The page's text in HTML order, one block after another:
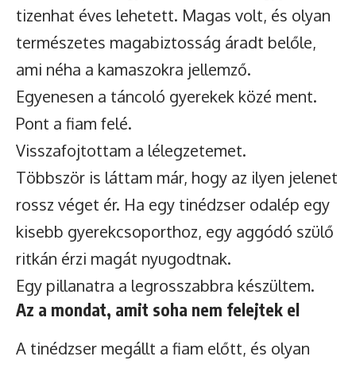
tizenhat éves lehetett. Magas volt, és olyan
természetes magabiztosság áradt belőle,
ami néha a kamaszokra jellemző.
Egyenesen a táncoló gyerekek közé ment.
Pont a fiam felé.
Visszafojtottam a lélegzetemet.
Többször is láttam már, hogy az ilyen jelenet
rossz véget ér. Ha egy tinédzser odalép egy
kisebb gyerekcsoporthoz, egy aggódó szülő
ritkán érzi magát nyugodtnak.
Egy pillanatra a legrosszabbra készültem.
Az a mondat, amit soha nem felejtek el
A tinédzser megállt a fiam előtt, és olyan